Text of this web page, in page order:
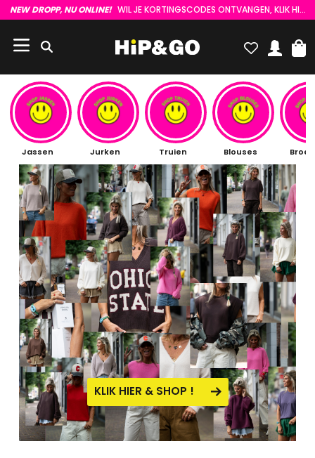
NEW DROPP, NU ONLINE! WIL JE KORTINGSCODES ONTVANGEN, KLIK HIER :)
Jassen Jurken Truien Blouses
KLIK HIER & SHOP !